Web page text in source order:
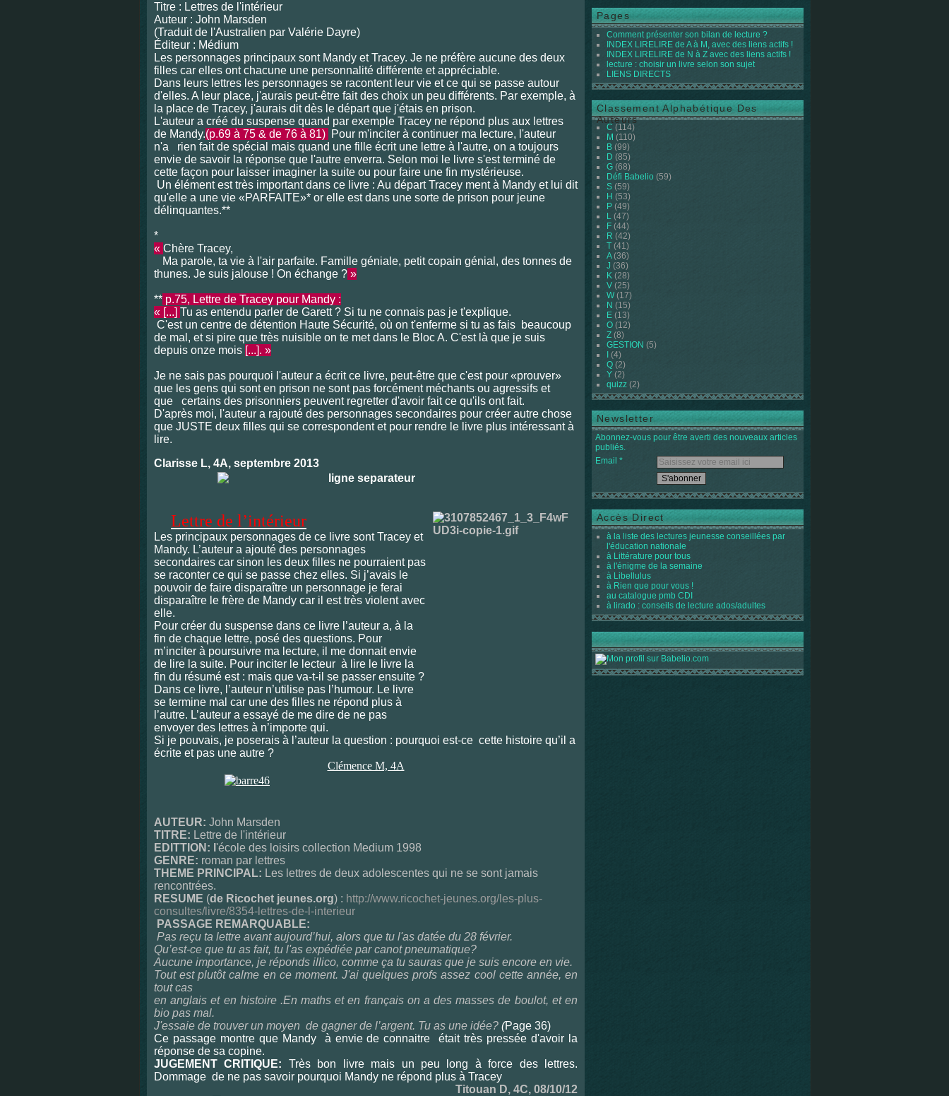
Titre : Lettres de l'intérieur
Auteur : John Marsden
(Traduit de l'Australien par Valérie Dayre)
Éditeur : Médium
Les personnages principaux sont Mandy et Tracey. Je ne préfère aucune des deux
filles car elles ont chacune une personnalité différente et appréciable.
Dans leurs lettres les personnages se racontent leur vie et ce qui se passe autour
d'elles. A leur place, j'aurais peut-être fait des choix un peu différents. Par exemple, à
la place de Tracey, j'aurais dit dès le départ que j'étais en prison.
L'auteur a créé du suspense quand par exemple Tracey ne répond plus aux lettres
de Mandy.(p.69 à 75 & de 76 à 81) Pour m'inciter à continuer ma lecture, l'auteur
n'a
rien fait de spécial mais quand une fille écrit une lettre à l'autre, on a toujours
envie de savoir la réponse que l'autre enverra. Selon moi le livre s'est terminé de
cette façon pour laisser imaginer la suite ou pour faire une fin mystérieuse.
Un élément est très important dans ce livre : Au départ Tracey ment à Mandy et lui dit
qu'elle a une vie «PARFAITE»* or elle est dans une sorte de prison pour jeune
délinquantes.**
*
« Chère Tracey,
Ma parole, ta vie à l'air parfaite. Famille géniale, petit copain génial, des tonnes de
thunes. Je suis jalouse ! On échange ? »
** p.75, Lettre de Tracey pour Mandy :
« [...] Tu as entendu parler de Garett ? Si tu ne connais pas je t'explique.
C'est un centre de détention Haute Sécurité, où on t'enferme si tu as fais beaucoup
de mal, et si pire que très nuisible on te met dans le Bloc A. C'est là que je suis
depuis onze mois [...]. »
Je ne sais pas pourquoi l'auteur a écrit ce livre, peut-être que c'est pour «prouver»
que les gens qui sont en prison ne sont pas forcément méchants ou agressifs et
que
certains des prisonniers peuvent regretter d'avoir fait ce qu'ils ont fait.
D'après moi, l'auteur a rajouté des personnages secondaires pour créer autre chose
que JUSTE deux filles qui se correspondent et pour rendre le livre plus intéressant à
lire.
Clarisse L, 4A, septembre 2013
Lettre de l’intérieur
Les principaux personnages de ce livre sont Tracey et
Mandy. L’auteur a ajouté des personnages
secondaires car sinon les deux filles ne pourraient pas
se raconter ce qui se passe chez elles. Si j’avais le
pouvoir de faire disparaître un personnage je ferai
disparaître le frère de Mandy car il est très violent avec
elle.
Pour créer du suspense dans ce livre l’auteur a, à la
fin de chaque lettre, posé des questions. Pour
m’inciter à poursuivre ma lecture, il me donnait envie
de lire la suite. Pour inciter le lecteur à lire le livre la
fin du résumé est : mais que va-t-il se passer ensuite ?
Dans ce livre, l’auteur n’utilise pas l’humour. Le livre
se termine mal car une des filles ne répond plus à
l’autre. L’auteur a essayé de me dire de ne pas
envoyer des lettres à n’importe qui.
Si je pouvais, je poserais à l’auteur la question : pourquoi est-ce cette histoire qu’il a
écrite et pas une autre ?
Clémence M, 4A
AUTEUR: John Marsden
TITRE: Lettre de l'intérieur
EDITTION: l 'école des loisirs collection Medium 1998
GENRE: roman par lettres
THEME PRINCIPAL: Les lettres de deux adolescentes qui ne se sont jamais
rencontrées.
RESUME (de Ricochet jeunes.org) : http://www.ricochet-jeunes.org/les-plus-
consultes/livre/8354-lettres-de-l-interieur
PASSAGE REMARQUABLE:
Pas reçu ta lettre avant aujourd’hui, alors que tu l'as datée du 28 février.
Qu’est-ce que tu as fait, tu l'as expédiée par canot pneumatique?
Aucune importance, je réponds illico, comme ça tu sauras que je suis encore en vie.
Tout est plutôt calme en ce moment. J'ai quelques profs assez cool cette année, en
tout cas
en anglais et en histoire .En maths et en français on a des masses de boulot, et en
bio pas mal.
J'essaie de trouver un moyen de gagner de l’argent. Tu as une idée? (Page 36)
Ce passage montre que Mandy à envie de connaitre était très pressée d'avoir la
réponse de sa copine.
JUGEMENT CRITIQUE: Très bon livre mais un peu long à force des lettres.
Dommage de ne pas savoir pourquoi Mandy ne répond plus à Tracey
Titouan D, 4C, 08/10/12
Pages
Comment présenter son bilan de lecture ?
INDEX LIRELIRE de A à M, avec des liens actifs !
INDEX LIRELIRE de N à Z avec des liens actifs !
lecture : choisir un livre selon son sujet
LIENS DIRECTS
Classement Alphabétique Des
Auteurs
C (114)
M (110)
B (99)
D (85)
G (68)
Défi Babelio (59)
S (59)
H (53)
P (49)
L (47)
F (44)
R (42)
T (41)
A(36)
J (36)
K (28)
V (25)
W(17)
N (15)
E (13)
O (12)
Z (8)
GESTION (5)
(4)
Q (2)
Y (2)
quizz (2)
Newsletter
Abonnez-vous pour être averti des nouveaux articles
publiés.
Email
Accès Direct
à la liste des lectures jeunesse conseillées par
l'éducation nationale
à Littérature pour tous
à l'énigme de la semaine
à Libellulus
à Rien que pour vous !
au catalogue pmb CDI
à lirado : conseils de lecture ados/adultes